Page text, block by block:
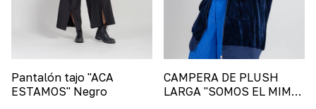
Pantalón tajo "ACA
ESTAMOS" Negro
CAMPERA DE PLUSH
LARGA "SOMOS EL MIMO"